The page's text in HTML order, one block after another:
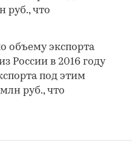
руб., что
объему экспорта
России в 2016 году
под этим
руб., что